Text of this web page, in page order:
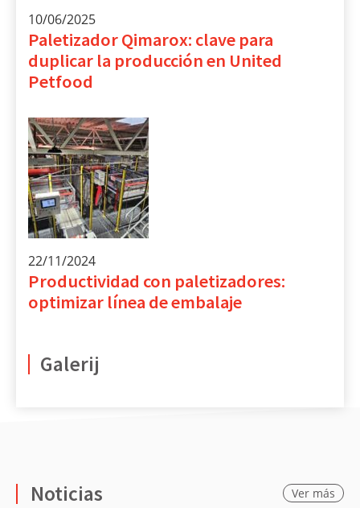
10/06/2025
Paletizador Qimarox: clave para
duplicar la producción en United
Petfood
22/11/2024
Productividad con paletizadores:
optimizar línea de embalaje
Galerij
Noticias Ver más